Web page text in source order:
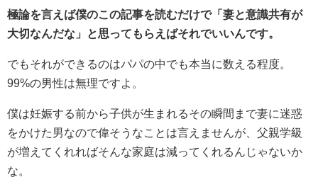
極論を言えば僕のこの記事を読むだけで「妻と意識共有が
大切なんだな」と思ってもらえばそれでいいんです。
でもそれができるのはパパの中でも本当に数える程度。
99%の男性は無理ですよ。
僕は妊娠する前から子供が生まれるその瞬間まで妻に迷惑
をかけた男なので偉そうなことは言えませんが、父親学級
が増えてくれればそんな家庭は減ってくれるんじゃないか
な。